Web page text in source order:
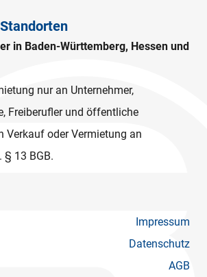
in Baden-Württemberg, Hessen und
nur an Unternehmer,
Freiberufler und öffentliche
Verkauf oder Vermietung an
§ 13 BGB.
Impressum
Datenschutz
AGB